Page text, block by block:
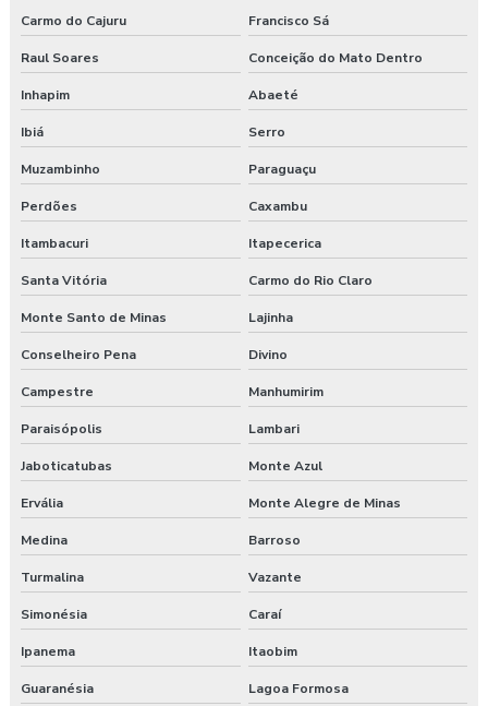
Carmo do Cajuru Francisco Sá
Raul Soares Conceição do Mato Dentro
Inhapim Abaeté
Ibiá Serro
Muzambinho Paraguaçu
Perdões Caxambu
Itambacuri Itapecerica
Santa Vitória Carmo do Rio Claro
Monte Santo de Minas Lajinha
Conselheiro Pena Divino
Campestre Manhumirim
Paraisópolis Lambari
Jaboticatubas Monte Azul
Ervália Monte Alegre de Minas
Medina Barroso
Turmalina Vazante
Simonésia Caraí
Ipanema Itaobim
Guaranésia Lagoa Formosa